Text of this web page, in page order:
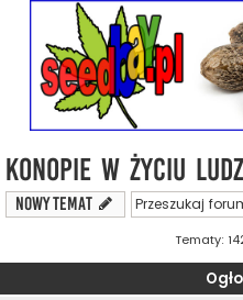
Konopie w Życiu
NOWY TEMAT
Tematy: